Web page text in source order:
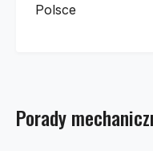
Polsce
Porady